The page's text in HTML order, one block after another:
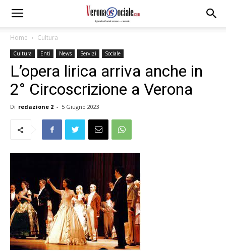
Home Cultura
Cultura Enti News Servizi Sociale
L’opera lirica arriva anche in
2° Circoscrizione a Verona
Di redazione 2 - 5 Giugno 2023